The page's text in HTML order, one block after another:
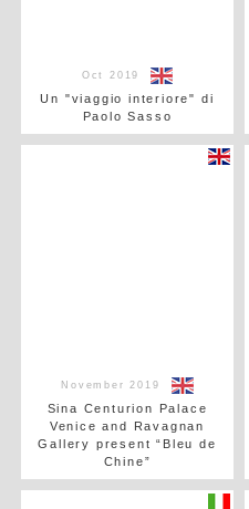
Oct 2019
Un "viaggio interiore" di
Paolo Sasso
November 2019
Sina Centurion Palace
Venice and Ravagnan
Gallery present “Bleu de
Chine”